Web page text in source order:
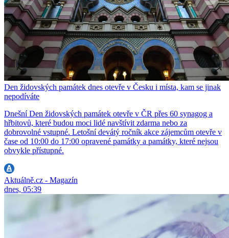
Den židovských památek dnes otevře v Česku i místa, kam se jinak
nepodíváte
Dnešní Den židovských památek otevře v ČR přes 60 synagog a
hřbitovů, které budou moci lidé navštívit zdarma nebo za
dobrovolné vstupné. Letošní devátý ročník akce zájemcům otevře v
čase od 10:00 do 17:00 opravené památky a památky, které nejsou
obvykle přístupné.
Aktuálně.cz - Magazín
dnes, 05:39